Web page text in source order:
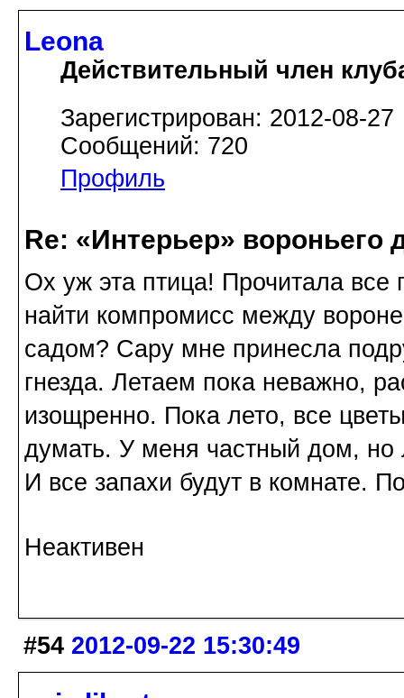
Leona
Действительный член
Зарегистрирован: 2012-08-27
Сообщений: 720
Профиль
Re: «Интерьер» вороньего
Ох уж эта птица! Прочитала все
найти компромисс между
садом? Сару мне принесла
гнезда. Летаем пока неважно,
изощренно. Пока лето, все
думать. У меня частный дом, но
И все запахи будут в комнате.
Неактивен
#54 2012-09-22 15:30:49